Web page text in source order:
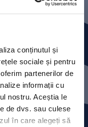
conținutul și
sociale și pentru
partenerilor de
informații cu
nostru. Aceștia le
de dvs. sau culese
în care alegeți să